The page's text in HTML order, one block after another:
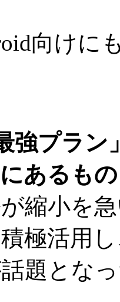
向けに
強プラ
あるも
縮小を
極活用
題とな